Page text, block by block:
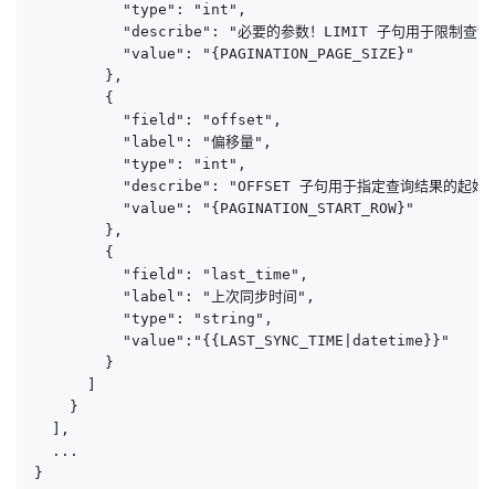
          "type": "int",
"describe": "必要的参数！LIMIT 子句用于限制查询
          "value": "{PAGINATION_PAGE_SIZE}"
        },
        {
          "field": "offset",
          "label": "偏移量",
          "type": "int",
"describe": "OFFSET 子句用于指定查询结果的起始
          "value": "{PAGINATION_START_ROW}"
        },
        {
          "field": "last_time",
          "label": "上次同步时间",
          "type": "string",
          "value":"{{LAST_SYNC_TIME|datetime}}"
        }
    }
  ],
  ...
}